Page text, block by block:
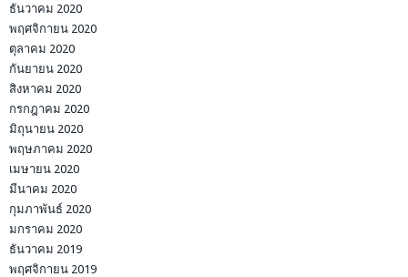
ธันวาคม 2020
พฤศจิกายน 2020
ตุลาคม 2020
กันยายน 2020
สิงหาคม 2020
กรกฎาคม 2020
มิถุนายน 2020
พฤษภาคม 2020
เมษายน 2020
มีนาคม 2020
กุมภาพันธ์ 2020
มกราคม 2020
ธันวาคม 2019
พฤศจิกายน 2019